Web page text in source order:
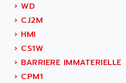
AG ASSOCIATES
AGDE
AGE POWERBLOCK
AGETEM
› WD
› CJ2M
› HMI
› CS1W
› BARRIERE IMMATERIELLE
› CPM1